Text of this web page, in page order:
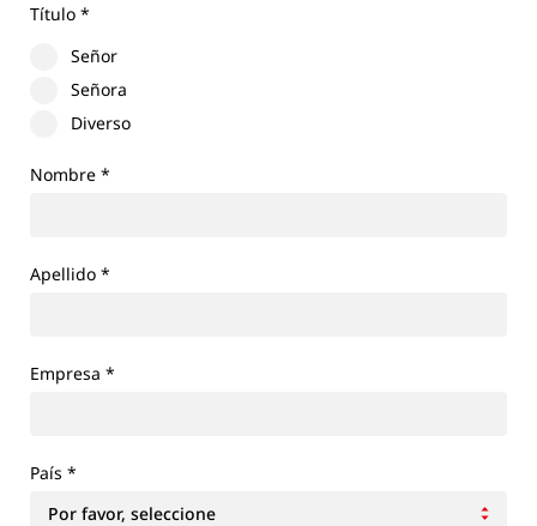
Título *
Señor
Señora
Diverso
Nombre *
Apellido *
Empresa *
País *